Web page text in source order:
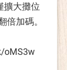
擴大攤位
倍加碼。
oMS3w